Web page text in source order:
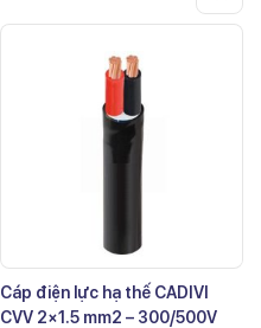
Cáp điện lực hạ thế CADIVI
CVV 2×1.5 mm2 – 300/500V